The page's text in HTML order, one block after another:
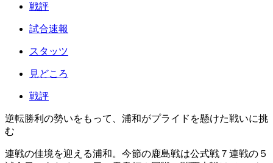
戦評
試合速報
スタッツ
見どころ
戦評
逆転勝利の勢いをもって、浦和がプライドを懸けた戦いに挑
む
連戦の佳境を迎える浦和。今節の鹿島戦は公式戦７連戦の５